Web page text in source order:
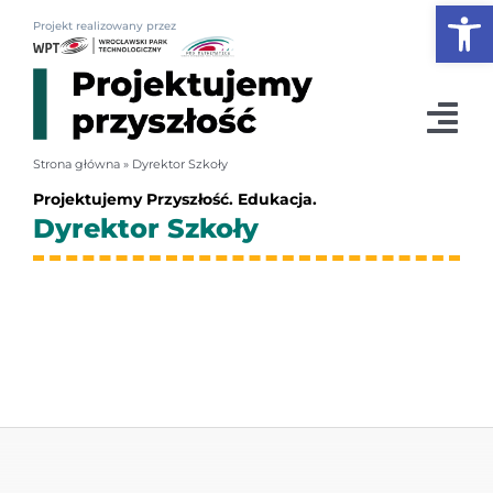
zawartości
Projekt realizowany przez
Konferencja 2026
Szkoły & biznes
Strona główna» Dyrektor Szkoły
Projektujemy Przyszłość. Edukacja.
Dyrektor Szkoły